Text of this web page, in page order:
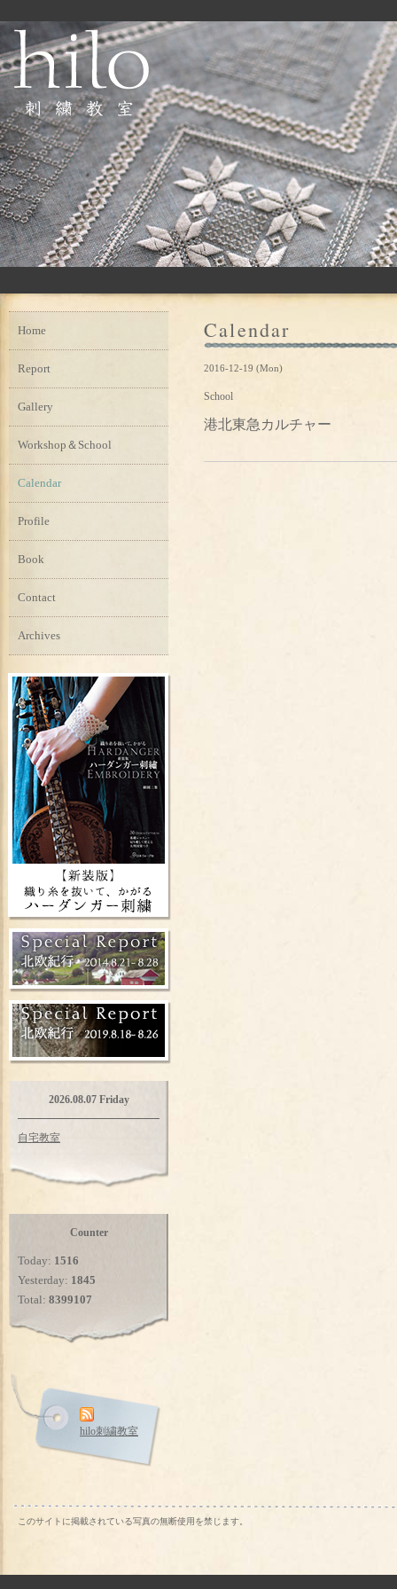
Calendar
2016-12-19 (Mon)
School
港北東急カルチャー
Home
Report
Gallery
Workshop＆School
Calendar
Profile
Book
Contact
Archives
2026.08.07 Friday
自宅教室
Counter
Today: 1516
Yesterday: 1845
Total: 8399107
hilo刺繍教室
このサイトに掲載されている写真の無断使用を禁じます。